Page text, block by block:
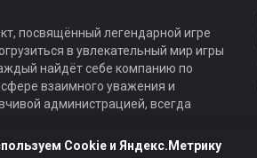
посвящённый легендарной игре
в увлекательный мир игры
найдёт себе компанию по
взаимного уважения и
администрацией, всегда
Cookie и Яндекс.Метрику